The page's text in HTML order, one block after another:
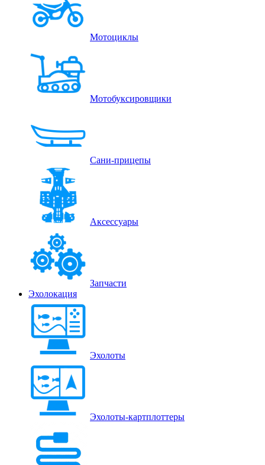
Мотоциклы
Мотобуксировщики
Сани-прицепы
Аксессуары
Запчасти
Эхолокация
Эхолоты
Эхолоты-картплоттеры